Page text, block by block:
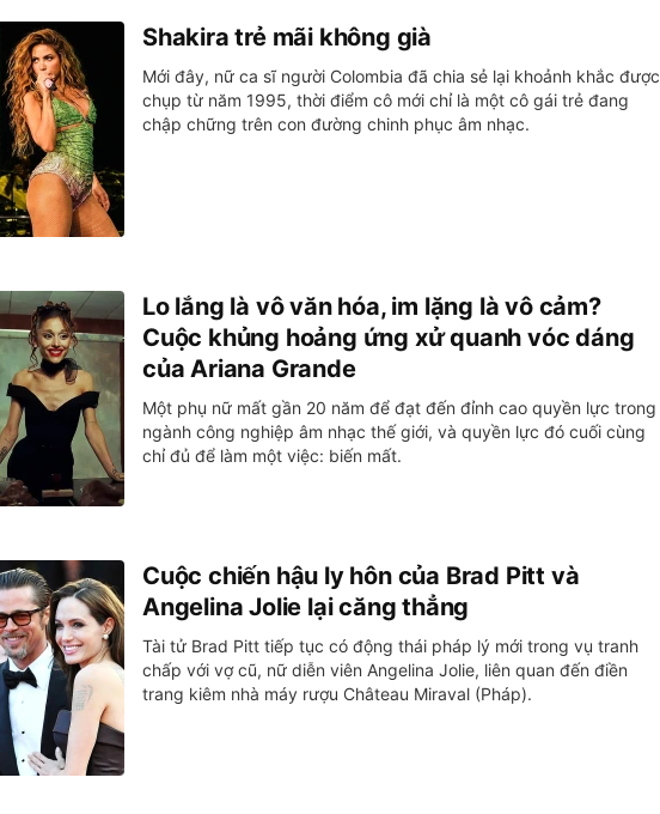
Shakira trẻ mãi không già
Mới đây, nữ ca sĩ người Colombia đã chia sẻ lại khoảnh khắc được
chụp từ năm 1995, thời điểm cô mới chỉ là một cô gái trẻ đang
chập chững trên con đường chinh phục âm nhạc.
Lo lắng là vô văn hóa, im lặng là vô cảm?
Cuộc khủng hoảng ứng xử quanh vóc dáng
của Ariana Grande
Một phụ nữ mất gần 20 năm để đạt đến đỉnh cao quyền lực trong
ngành công nghiệp âm nhạc thế giới, và quyền lực đó cuối cùng
chỉ đủ để làm một việc: biến mất.
Cuộc chiến hậu ly hôn của Brad Pitt và
Angelina Jolie lại căng thẳng
Tài tử Brad Pitt tiếp tục có động thái pháp lý mới trong vụ tranh
chấp với vợ cũ, nữ diễn viên Angelina Jolie, liên quan đến điền
trang kiêm nhà máy rượu Château Miraval (Pháp).